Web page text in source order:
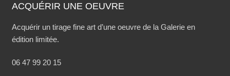
ACQUÉRIR UNE OEUVRE
Acquérir un tirage fine art d’une oeuvre de la Galerie en
édition limitée.
06 47 99 20 15